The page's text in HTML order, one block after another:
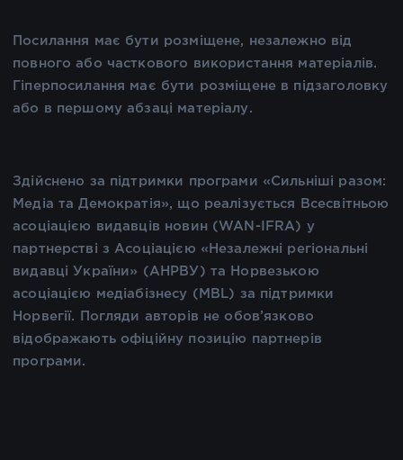
Посилання має бути розміщене, незалежно від
повного або часткового використання матеріалів.
Гіперпосилання має бути розміщене в підзаголовку
або в першому абзаці матеріалу.
Здійснено за підтримки програми «Сильніші разом:
Медіа та Демократія», що реалізується Всесвітньою
асоціацією видавців новин (WAN-IFRA) у
партнерстві з Асоціацією «Незалежні регіональні
видавці України» (АНРВУ) та Норвезькою
асоціацією медіабізнесу (MBL) за підтримки
Норвегії. Погляди авторів не обов’язково
відображають офіційну позицію партнерів
програми.